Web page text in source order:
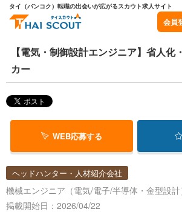
タイ（バンコク）転職の出会いが広がるスカウト求人サイト
会員
【電気・制御設計エンジニア】省人化
カー
WEB応募する
ヘッドハンター・人材紹介会社
機械エンジニア（電気/電子/半導体・金型設計
掲載開始日：2026/04/22